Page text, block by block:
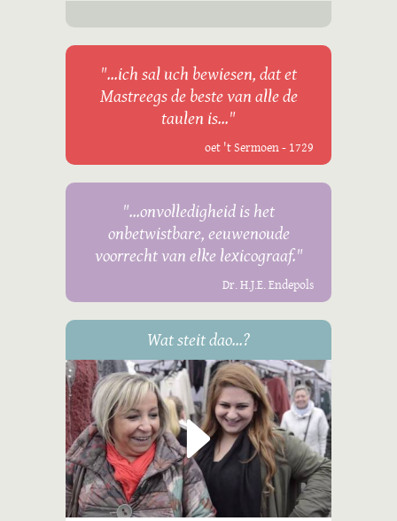
"...ich sal uch bewiesen, dat et
Mastreegs de beste van alle de
taulen is..."
oet 't Sermoen - 1729
"...onvolledigheid is het
onbetwistbare, eeuwenoude
voorrecht van elke lexicograaf."
Dr. H.J.E. Endepols
Wat steit dao...?